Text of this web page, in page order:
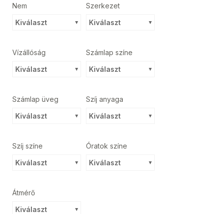
Nem
Kiválaszt
Szerkezet
Kiválaszt
Vízállóság
Kiválaszt
Számlap színe
Kiválaszt
Számlap üveg
Kiválaszt
Szíj anyaga
Kiválaszt
Szíj színe
Kiválaszt
Óratok színe
Kiválaszt
Átmérő
Kiválaszt